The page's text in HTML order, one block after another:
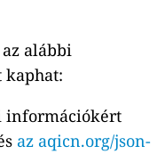
alábbi
kaphat:
információkért
az aqicn.org/json-